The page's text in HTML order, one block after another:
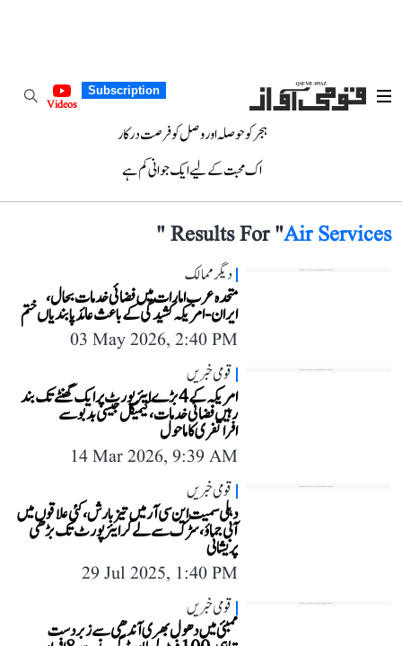
Subscription
Videos
ہجر کو حوصلہ اور وصل کو فرصت درکار
اک محبت کے لیے ایک جوانی کم ہے
Results For "Air Services
"
دیگر ممالک
متحدہ عرب امارات میں فضائی خدمات بحال،
ایران-امریکہ کشیدگی کے باعث عائد پابندیاں ختم
03 May 2026, 2:40 PM
قومی خبریں
امریکہ کے 4 بڑے ایئرپورٹ پر ایک گھنٹے تک بند
رہیں فضائی خدمات، کیمیکل جیسی بدبو سے
افراتفری کا ماحول
14 Mar 2026, 9:39 AM
قومی خبریں
دہلی سمیت این سی آر میں تیز بارش، کئی علاقوں میں
آبی جماؤ، سڑک سے لے کر ایئر پورٹ تک بڑھی
پریشانی
29 Jul 2025, 1:40 PM
قومی خبریں
ممبئی میں دھول بھری آندھی سے زبردست